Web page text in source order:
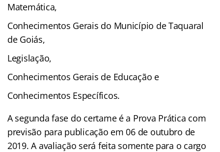
Matemática,
Conhecimentos Gerais do Município de Taquaral
de Goiás,
Legislação,
Conhecimentos Gerais de Educação e
Conhecimentos Específicos.
A segunda fase do certame é a Prova Prática com
previsão para publicação em 06 de outubro de
2019. A avaliação será feita somente para o cargo